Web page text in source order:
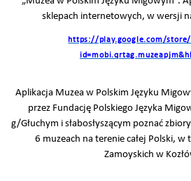
sklepach internetowych, w wersji
https://play.google.com/
Aplikacja Muzea w Polskim Języku
przez Fundację Polskiego Języka
g/Głuchym i słabosłyszącym poznać
6 muzeach na terenie całej Polski,
Zamoyskich w